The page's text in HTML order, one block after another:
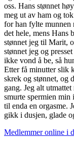
oss. Hans stønnet
meg ut av ham og
for han fylte munnen
det hele, mens Hans
stønnet jeg til Marit,
stønnet jeg og
ikke vond å be, så
Etter få minutter slik
skrek og stønnet, og
gang. Jeg alt
smurte spermien min
til enda en orgasme.
gikk i dusjen, glade
Medlemmer online i